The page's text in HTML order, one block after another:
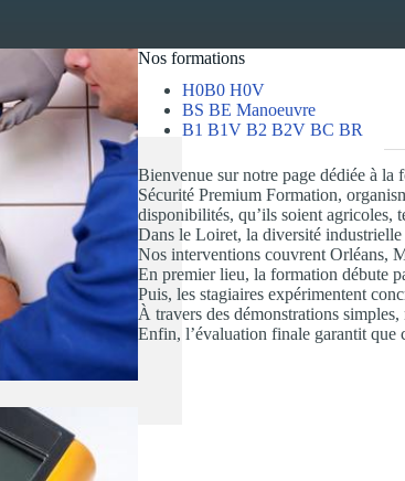
Nos formations
H0B0 H0V
BS BE Manoeuvre
B1 B1V B2 B2V BC BR
Bienvenue sur notre page dédiée à
Sécurité Premium Formation,
disponibilités, qu’ils soient agricoles,
Dans le Loiret, la diversité
Nos interventions couvrent Orléans,
En premier lieu, la formation débute
Puis, les stagiaires expérimentent
À travers des démonstrations
Enfin, l’évaluation finale garantit que